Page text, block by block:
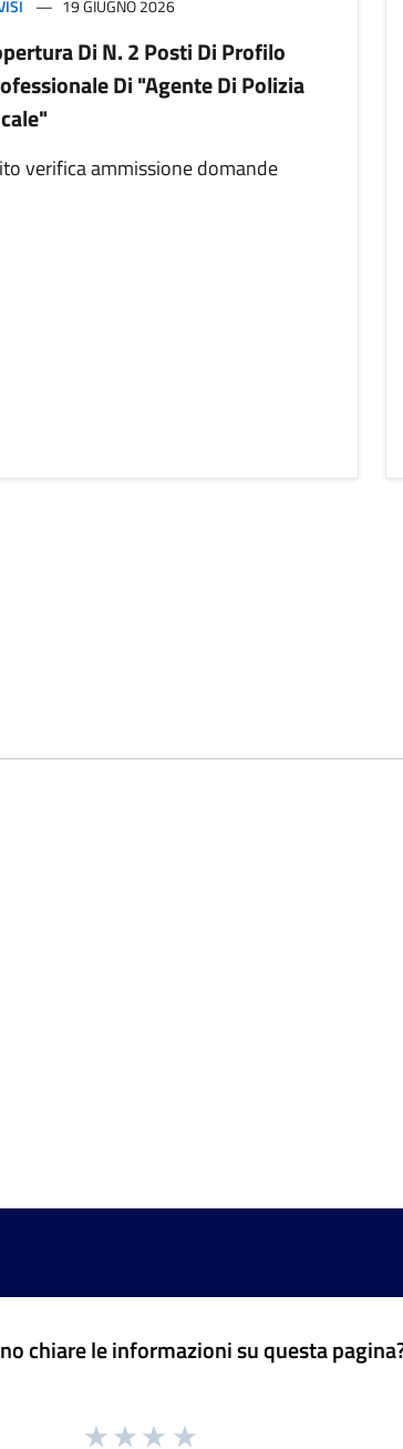
19 GIUGNO 2026
Di N. 2 Posti Di Profilo
Di "Agente Di Polizia
verifica ammissione domande
chiare le informazioni su questa